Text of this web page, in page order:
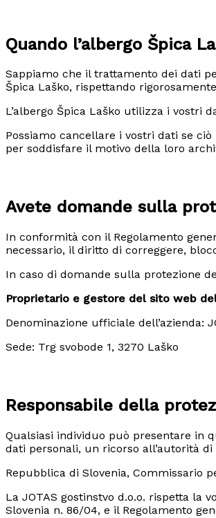
Quando l’albergo Špica
Sappiamo che il trattamento dei dati
Špica Laško, rispettando
L’albergo Špica Laško utilizza i vostri
Possiamo cancellare i vostri dati se
per soddisfare il motivo della loro
Avete domande sulla
In conformità con il Regolamento
necessario, il diritto di correggere,
In caso di domande sulla protezione
Proprietario e gestore del sito web
Denominazione ufficiale dell’azienda:
Sede: Trg svobode 1, 3270 Laško
Responsabile della
Qualsiasi individuo può presentare in
dati personali, un ricorso all’autorità
Repubblica di Slovenia, Commissario
La JOTAS gostinstvo d.o.o. rispetta la
Slovenia n. 86/04, e il Regolamento